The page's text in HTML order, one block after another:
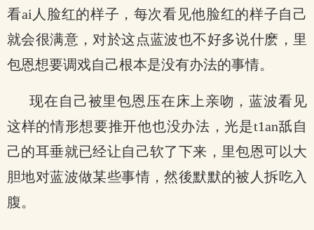
看ai人脸红的样子，每次看见他脸红的样子自己
就会很满意，对於这点蓝波也不好多说什麽，里
包恩想要调戏自己根本是没有办法的事情。
现在自己被里包恩压在床上亲吻，蓝波看见
这样的情形想要推开他也没办法，光是t1an舐自
己的耳垂就已经让自己软了下来，里包恩可以大
胆地对蓝波做某些事情，然後默默的被人拆吃入
腹。